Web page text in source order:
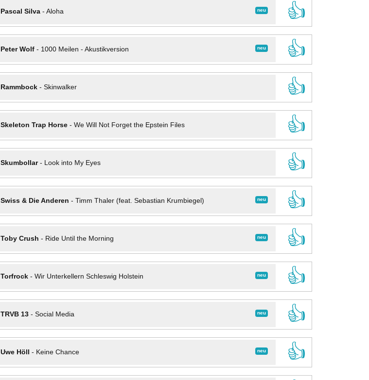
neu
Pascal Silva- Aloha
👍
neu
Peter Wolf- 1000 Meilen - Akustikversion
👍
Rammbock- Skinwalker
👍
Skeleton Trap Horse- We Will Not Forget the Epstein Files
👍
Skumbollar- Look into My Eyes
👍
neu
Swiss & Die Anderen - Timm Thaler (feat. Sebastian Krumbiegel)
👍
neu
Toby Crush - Ride Until the Morning
👍
neu
Torfrock- Wir Unterkellern Schleswig Holstein
👍
neu
TRVB 13- Social Media
👍
neu
Uwe Höll - Keine Chance
👍